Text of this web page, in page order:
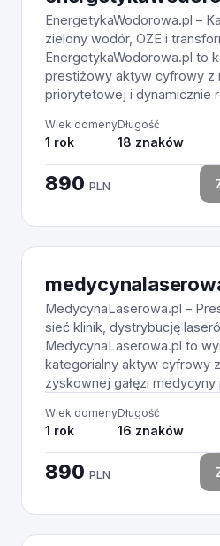
EnergetykaWodorowa.pl –
zielony wodór, OZE i
EnergetykaWodorowa.pl to
prestiżowy aktyw cyfrowy z
priorytetowej i dynamicznie
Wiek domeny
1 rok
Długość
18 znaków
890 PLN
MedycynaLaserowa.pl –
sieć klinik, dystrybucję
MedycynaLaserowa.pl to
kategorialny aktyw cyfrowy
zyskownej gałęzi
Wiek domeny
1 rok
Długość
16 znaków
890 PLN